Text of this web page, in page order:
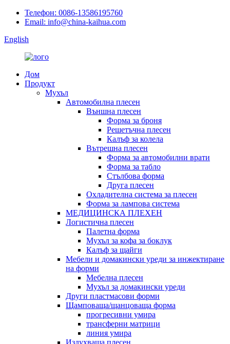
Телефон: 0086-13586195760
Email: info@china-kaihua.com
English
Дом
Продукт
Мухъл
Автомобилна плесен
Външна плесен
Форма за броня
Решетъчна плесен
Калъф за колела
Вътрешна плесен
Форма за автомобилни врати
Форма за табло
Стълбова форма
Друга плесен
Охладителна система за плесен
Форма за лампова система
МЕДИЦИНСКА ПЛЕХЕН
Логистична плесен
Палетна форма
Мухъл за кофа за боклук
Калъф за щайги
Мебели и домакински уреди за инжектиране
на форми
Мебелна плесен
Мухъл за домакински уреди
Други пластмасови форми
Щамповаща/щанцоваща форма
прогресивни умира
трансферни матрици
линия умира
Издухваща плесен